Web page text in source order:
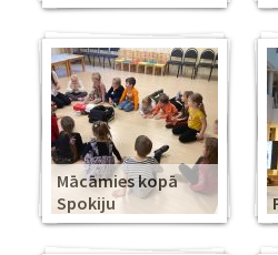
Mācāmies kopā
Spokiju